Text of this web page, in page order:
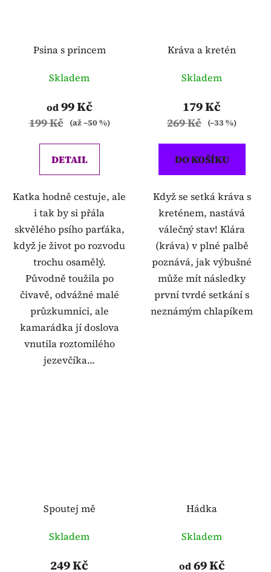
Psina s princem
Skladem
od99 Kč
199 Kč (až –50 %)
DETAIL
Katka hodně cestuje, ale
i tak by si přála
skvělého psího parťáka,
když je život po rozvodu
trochu osamělý.
Původně toužila po
čivavě, odvážné malé
průzkumnici, ale
kamarádka jí doslova
vnutila roztomilého
jezevčíka...
Kráva a kretén
Skladem
179 Kč
269 Kč (–33 %)
DO KOŠÍKU
Když se setká kráva s
kreténem, nastává
válečný stav! Klára
(kráva) v plné palbě
poznává, jak výbušné
může mít následky
první tvrdé setkání s
neznámým chlapíkem
Spoutej mě
Skladem
249 Kč
Hádka
Skladem
od69 Kč